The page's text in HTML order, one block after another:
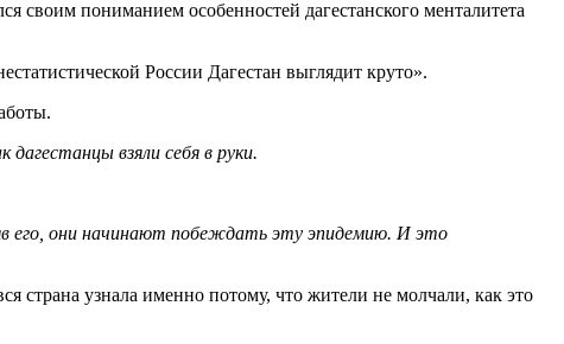
своим пониманием особенностей дагестанского менталитета
России Дагестан выглядит круто».
взяли себя в руки.
его, они начинают побеждать эту эпидемию. И это
страна узнала именно потому, что жители не молчали, как это